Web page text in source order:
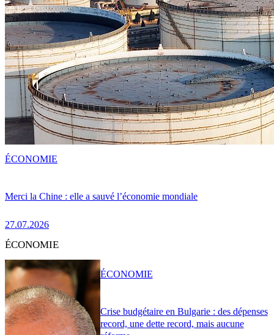
Merci la Chine : elle a sauvé l’économie mondiale
27.07.2026
ÉCONOMIE
ÉCONOMIE
Crise budgétaire en Bulgarie : des dépenses
record, une dette record, mais aucune
ÉCONOMIE